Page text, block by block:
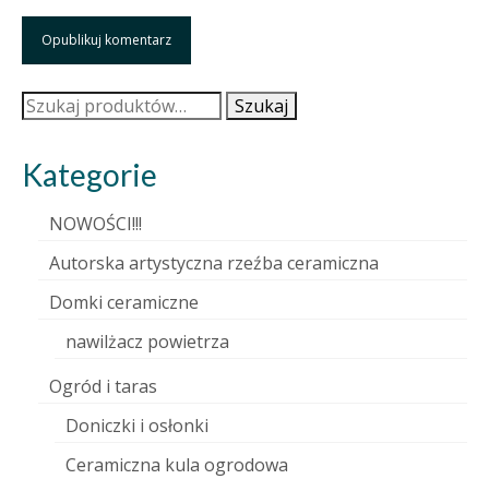
Szukaj: Szukaj
Kategorie
NOWOŚCI!!!
Autorska artystyczna rzeźba ceramiczna
Domki ceramiczne
nawilżacz powietrza
Ogród i taras
Doniczki i osłonki
Ceramiczna kula ogrodowa